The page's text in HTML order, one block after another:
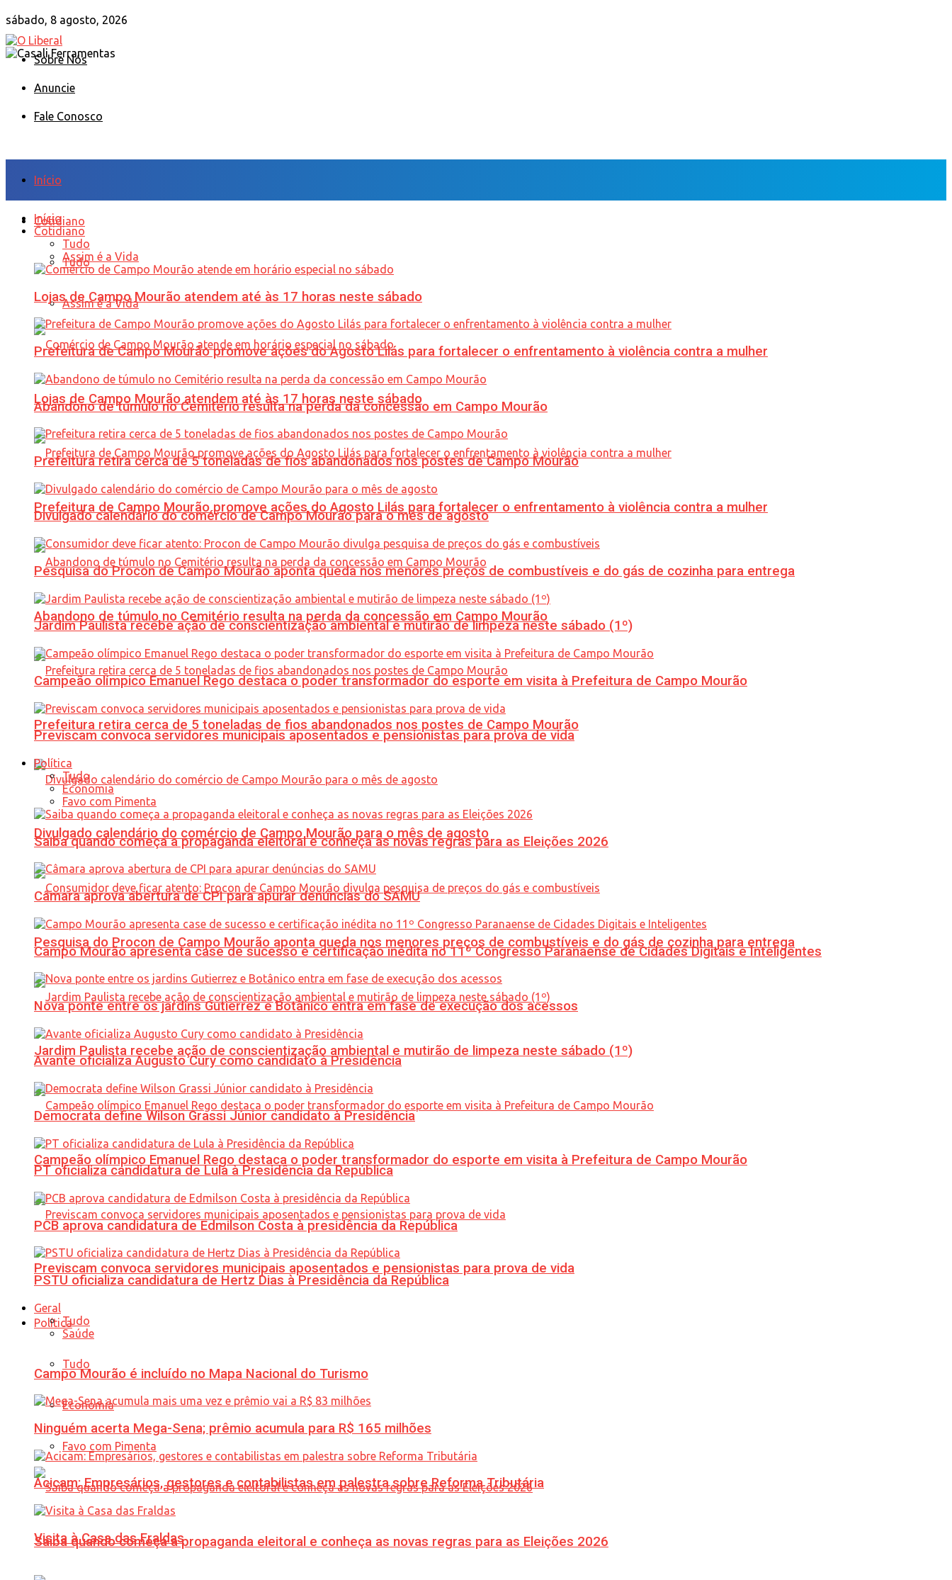
sábado, 8 agosto, 2026
Sobre Nós
Anuncie
Fale Conosco
Início
Cotidiano
Tudo
Assim é a Vida
Lojas de Campo Mourão atendem até às 17 horas neste sábado
Prefeitura de Campo Mourão promove ações do Agosto Lilás para fortalecer o enfrentamento à violência contra a mulher
Abandono de túmulo no Cemitério resulta na perda da concessão em Campo Mourão
Prefeitura retira cerca de 5 toneladas de fios abandonados nos postes de Campo Mourão
Divulgado calendário do comércio de Campo Mourão para o mês de agosto
Pesquisa do Procon de Campo Mourão aponta queda nos menores preços de combustíveis e do gás de cozinha para entrega
Jardim Paulista recebe ação de conscientização ambiental e mutirão de limpeza neste sábado (1º)
Campeão olímpico Emanuel Rego destaca o poder transformador do esporte em visita à Prefeitura de Campo Mourão
Previscam convoca servidores municipais aposentados e pensionistas para prova de vida
Política
Tudo
Economia
Favo com Pimenta
Saiba quando começa a propaganda eleitoral e conheça as novas regras para as Eleições 2026
Início
Cotidiano
Tudo
Assim é a Vida
Lojas de Campo Mourão atendem até às 17 horas neste sábado
Prefeitura de Campo Mourão promove ações do Agosto Lilás para fortalecer o enfrentamento à violência contra a mulher
Abandono de túmulo no Cemitério resulta na perda da concessão em Campo Mourão
Prefeitura retira cerca de 5 toneladas de fios abandonados nos postes de Campo Mourão
Divulgado calendário do comércio de Campo Mourão para o mês de agosto
Pesquisa do Procon de Campo Mourão aponta queda nos menores preços de combustíveis e do gás de cozinha para entrega
Jardim Paulista recebe ação de conscientização ambiental e mutirão de limpeza neste sábado (1º)
Campeão olímpico Emanuel Rego destaca o poder transformador do esporte em visita à Prefeitura de Campo Mourão
Previscam convoca servidores municipais aposentados e pensionistas para prova de vida
Política
Tudo
Economia
Favo com Pimenta
Saiba quando começa a propaganda eleitoral e conheça as novas regras para as Eleições 2026
Câmara aprova abertura de CPI para apurar denúncias do SAMU
Campo Mourão apresenta case de sucesso e certificação inédita no 11º Congresso Paranaense de Cidades Digitais e Inteligentes
Nova ponte entre os jardins Gutierrez e Botânico entra em fase de execução dos acessos
Avante oficializa Augusto Cury como candidato à Presidência
Democrata define Wilson Grassi Júnior candidato à Presidência
PT oficializa candidatura de Lula à Presidência da República
PCB aprova candidatura de Edmilson Costa à presidência da República
PSTU oficializa candidatura de Hertz Dias à Presidência da República
Geral
Tudo
Saúde
Campo Mourão é incluído no Mapa Nacional do Turismo
Ninguém acerta Mega-Sena; prêmio acumula para R$ 165 milhões
Acicam: Empresários, gestores e contabilistas em palestra sobre Reforma Tributária
Visita à Casa das Fraldas